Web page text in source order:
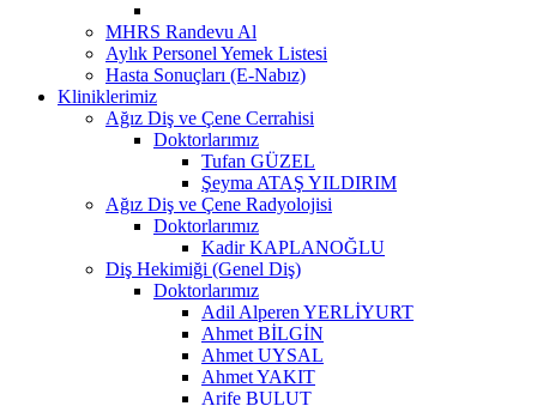
MHRS Randevu Al
Aylık Personel Yemek Listesi
Hasta Sonuçları (E-Nabız)
Kliniklerimiz
Ağız Diş ve Çene Cerrahisi
Doktorlarımız
Tufan GÜZEL
Şeyma ATAŞ YILDIRIM
Ağız Diş ve Çene Radyolojisi
Doktorlarımız
Kadir KAPLANOĞLU
Diş Hekimiği (Genel Diş)
Doktorlarımız
Adil Alperen YERLİYURT
Ahmet BİLGİN
Ahmet UYSAL
Ahmet YAKIT
Arife BULUT